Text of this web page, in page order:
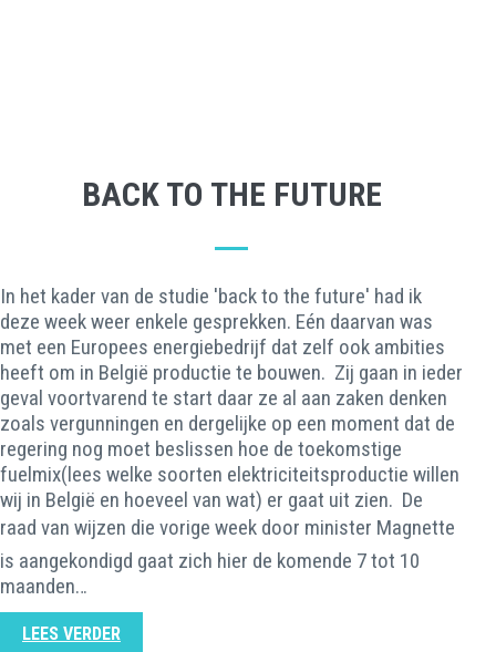
BACK TO THE FUTURE
In het kader van de studie 'back to the future' had ik
deze week weer enkele gesprekken. Eén daarvan was
met een Europees energiebedrijf dat zelf ook ambities
heeft om in België productie te bouwen. Zij gaan in ieder
geval voortvarend te start daar ze al aan zaken denken
zoals vergunningen en dergelijke op een moment dat de
regering nog moet beslissen hoe de toekomstige
fuelmix(lees welke soorten elektriciteitsproductie willen
wij in België en hoeveel van wat) er gaat uit zien. De
raad van wijzen die vorige week door minister Magnette
is aangekondigd gaat zich hier de komende 7 tot 10
maanden…
LEES VERDER